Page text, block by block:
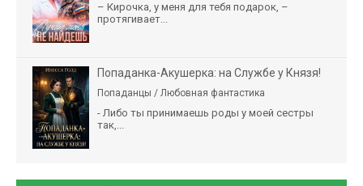
– Кирочка, у меня для тебя подарок, –
протягивает...
Попаданка-Акушерка: на Службе у Князя!
Попаданцы / Любовная фантастика
- Либо ты принимаешь роды у моей сестры
так,...